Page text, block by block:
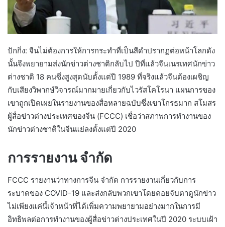
ปักกิ่ง: จีนไม่ต้องการให้การกระทำที่เป็นสีดำปรากฏต่อหน้าโลกดัง
นั้นจึงพยายามส่งนักข่าวต่างชาติกลับไป ปีที่แล้วจีนเนรเทศนักข่าว
ต่างชาติ 18 คนซึ่งสูงสุดนับตั้งแต่ปี 1989 ที่จริงแล้วจีนต้องเผชิญ
กับเสียงวิพากษ์วิจารณ์มากมายเกี่ยวกับไวรัสโคโรนา แผนการของ
เขาถูกเปิดเผยในรายงานของสื่อหลายฉบับซึ่งเขาโกรธมาก สโมสร
ผู้สื่อข่าวต่างประเทศของจีน (FCCC) เชื่อว่าสภาพการทำงานของ
นักข่าวต่างชาติในจีนแย่ลงตั้งแต่ปี 2020
การรายงาน จำกัด
FCCC รายงานว่าทางการจีน จำกัด การรายงานเกี่ยวกับการ
ระบาดของ COVID-19 และส่งกลับพวกเขาโดยคอยจับตาดูนักข่าว
ไม่เพียงแค่นี้เจ้าหน้าที่ได้เพิ่มความพยายามอย่างมากในการมี
อิทธิพลต่อการทำงานของผู้สื่อข่าวต่างประเทศในปี 2020 ระบบเฝ้า